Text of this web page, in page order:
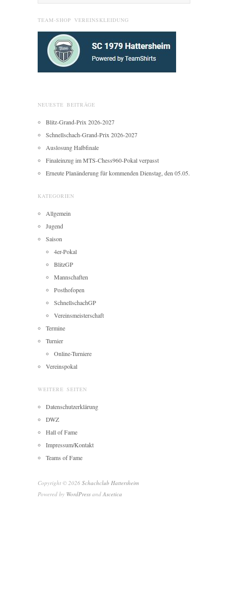
TEAM-SHOP VEREINSKLEIDUNG
NEUESTE BEITRÄGE
Blitz-Grand-Prix 2026-2027
Schnellschach-Grand-Prix 2026-2027
Auslosung Halbfinale
Finaleinzug im MTS-Chess960-Pokal verpasst
Erneute Planänderung für kommenden Dienstag, den 05.05.
KATEGORIEN
Allgemein
Jugend
Saison
4er-Pokal
BlitzGP
Mannschaften
Posthofopen
SchnellschachGP
Vereinsmeisterschaft
Termine
Turnier
Online-Turniere
Vereinspokal
WEITERE SEITEN
Datenschutzerklärung
DWZ
Hall of Fame
Impressum/Kontakt
Teams of Fame
Copyright © 2026 Schachclub Hattersheim
Powered by WordPress and Ascetica